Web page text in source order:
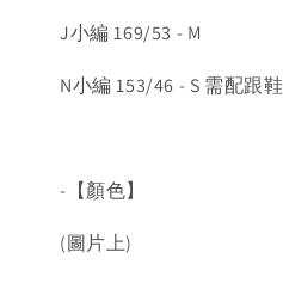
J小編 169/53 - M
N小編 153/46 - S 需配跟鞋
-【顏色】
(圖片上)